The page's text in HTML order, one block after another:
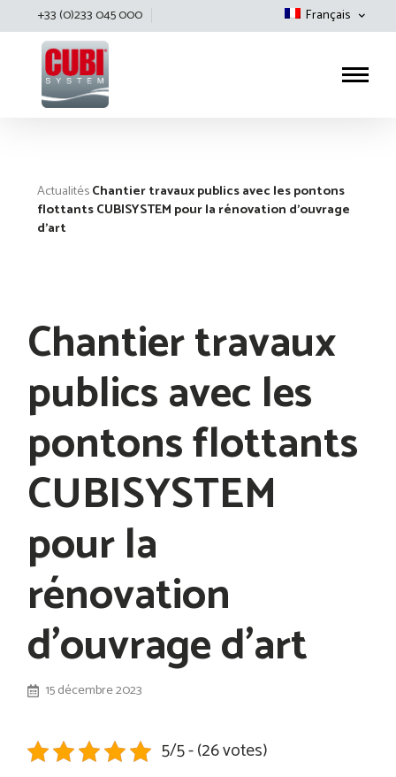
+33 (0)233 045 000 Français
ActualitésChantier travaux publics avec les pontons
flottants CUBISYSTEM pour la rénovation d’ouvrage
d’art
Chantier travaux
publics avec les
pontons flottants
CUBISYSTEM
pour la
rénovation
d’ouvrage d’art
15 décembre 2023
5/5 - (26 votes)